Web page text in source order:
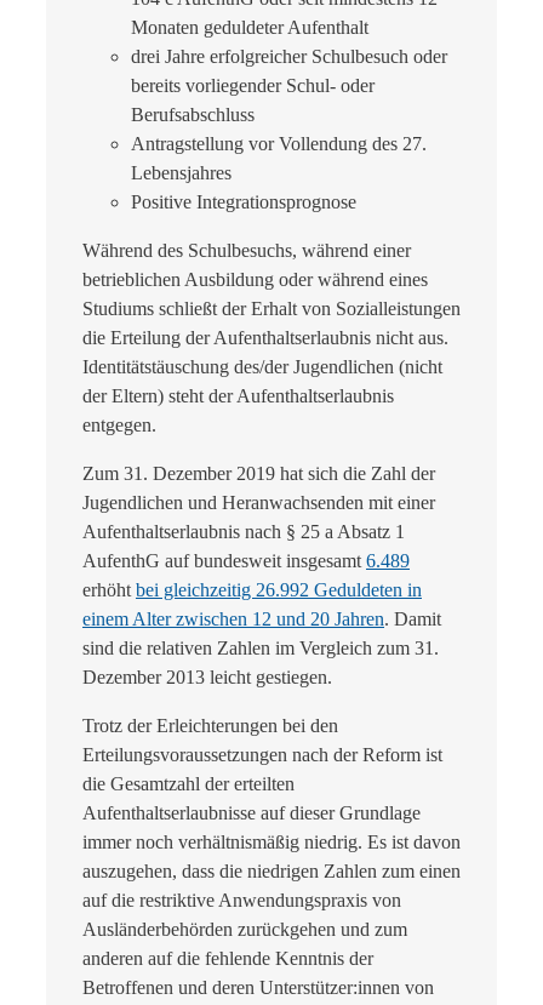
Monaten geduldeter Aufenthalt
drei Jahre erfolgreicher Schulbesuch oder
bereits vorliegender Schul- oder
Berufsabschluss
Antragstellung vor Vollendung des 27.
Lebensjahres
Positive Integrationsprognose
Während des Schulbesuchs, während einer
betrieblichen Ausbildung oder während eines
Studiums schließt der Erhalt von Sozialleistungen
die Erteilung der Aufenthaltserlaubnis nicht aus.
Identitätstäuschung des/der Jugendlichen (nicht
der Eltern) steht der Aufenthaltserlaubnis
entgegen.
Zum 31. Dezember 2019 hat sich die Zahl der
Jugendlichen und Heranwachsenden mit einer
Aufenthaltserlaubnis nach § 25 a Absatz 1
AufenthG auf bundesweit insgesamt 6.489
erhöht bei gleichzeitig 26.992 Geduldeten in
einem Alter zwischen 12 und 20 Jahren. Damit
sind die relativen Zahlen im Vergleich zum 31.
Dezember 2013 leicht gestiegen.
Trotz der Erleichterungen bei den
Erteilungsvoraussetzungen nach der Reform ist
die Gesamtzahl der erteilten
Aufenthaltserlaubnisse auf dieser Grundlage
immer noch verhältnismäßig niedrig. Es ist davon
auszugehen, dass die niedrigen Zahlen zum einen
auf die restriktive Anwendungspraxis von
Ausländerbehörden zurückgehen und zum
anderen auf die fehlende Kenntnis der
Betroffenen und deren Unterstützer:innen von